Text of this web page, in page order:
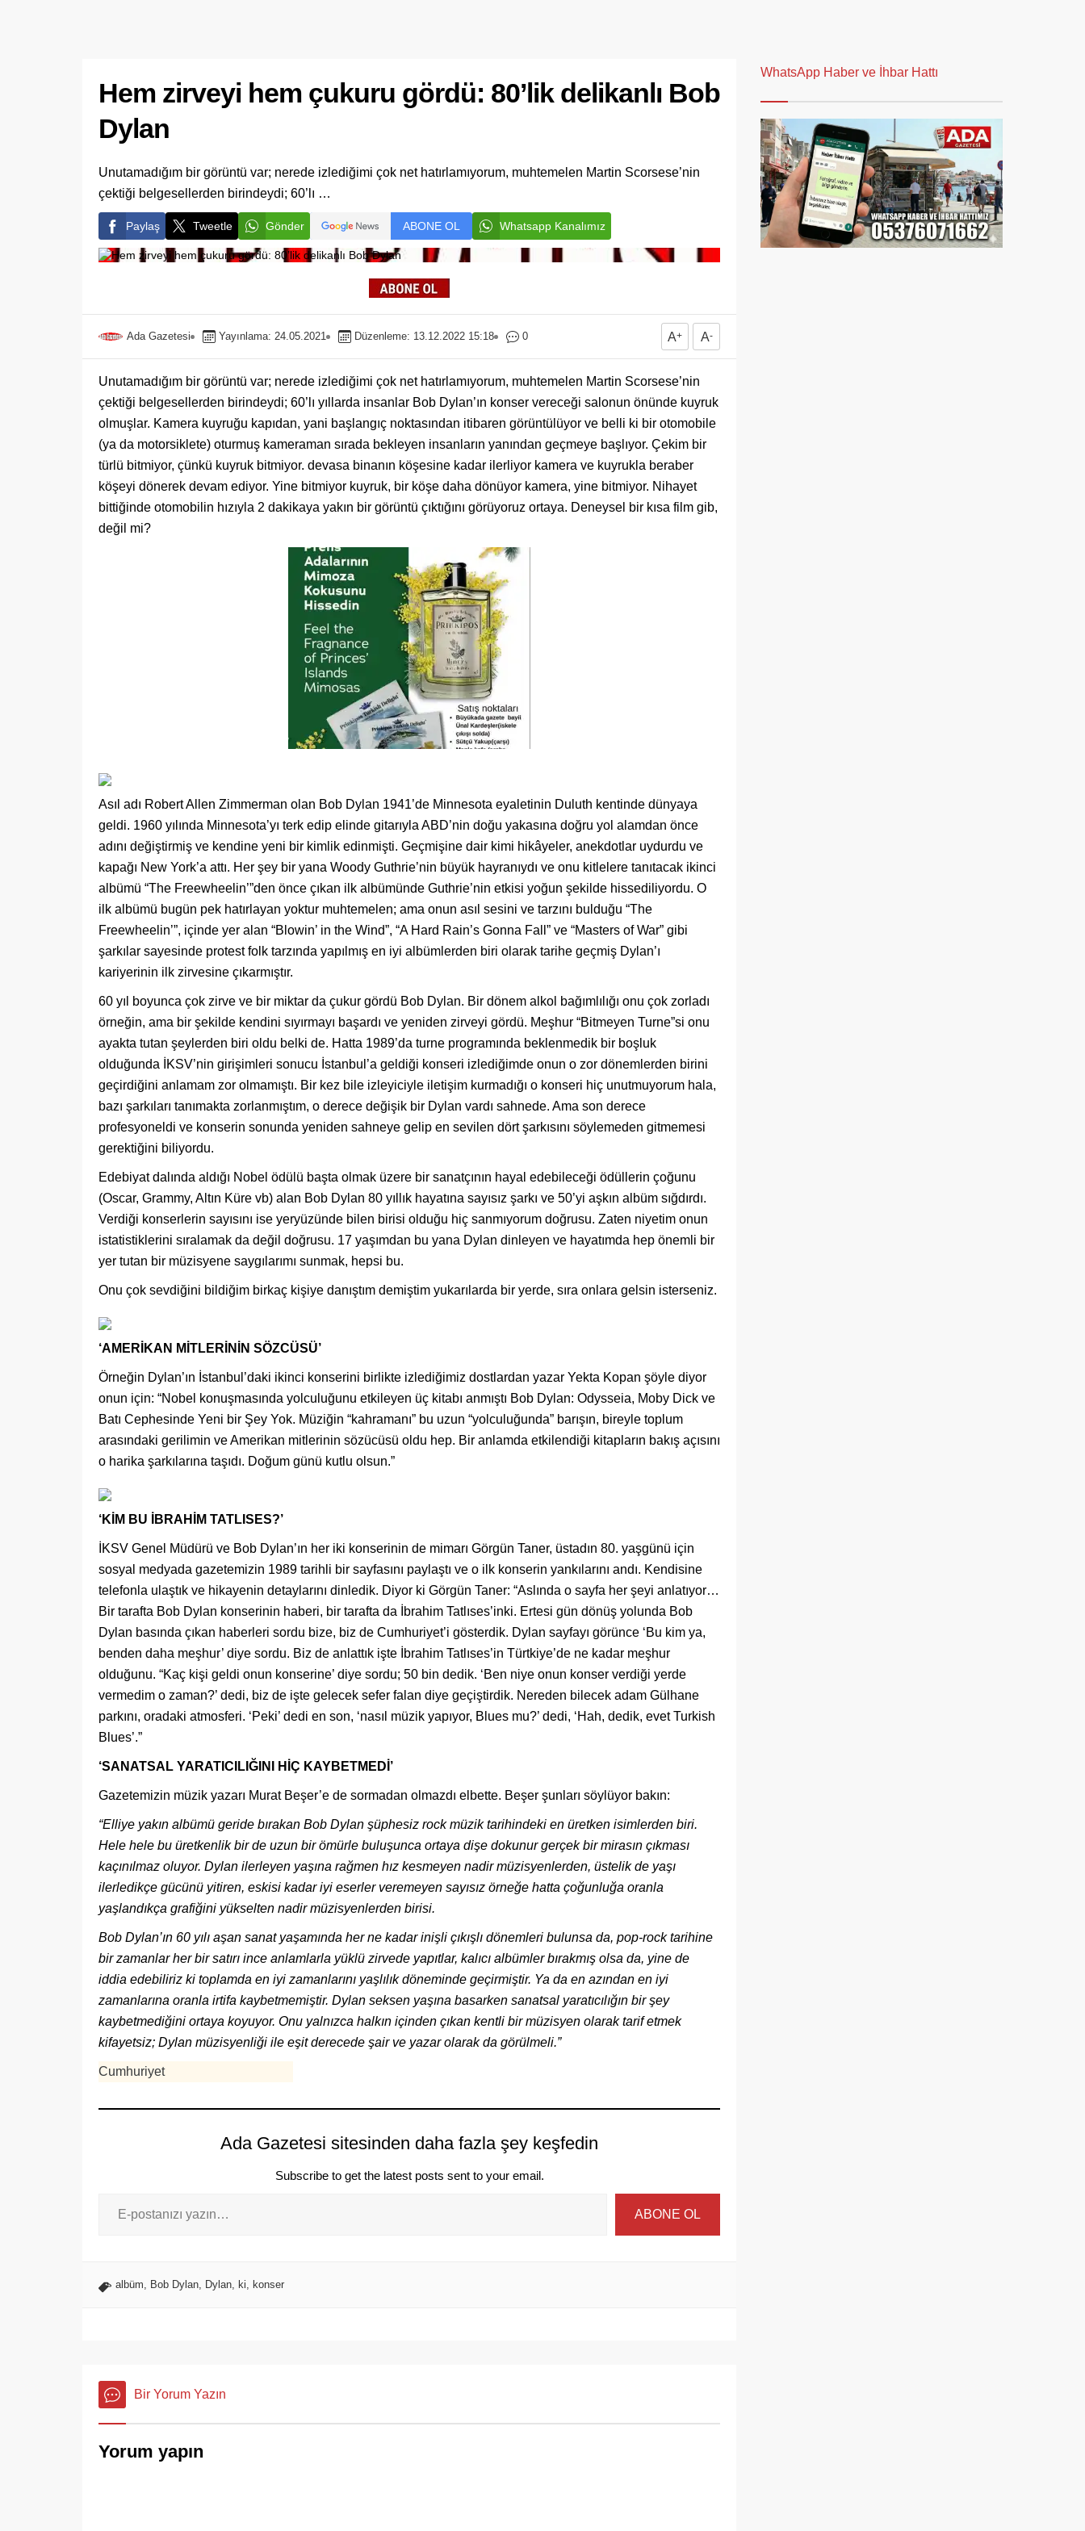
Hem zirveyi hem çukuru gördü: 80’lik delikanlı Bob
Dylan
Unutamadığım bir görüntü var; nerede izlediğimi çok net hatırlamıyorum, muhtemelen Martin Scorsese’nin
çektiği belgesellerden birindeydi; 60’lı …
Paylaş Tweetle Gönder ABONE OL Whatsapp Kanalımız
Ada Gazetesi Yayınlama: 24.05.2021 Düzenleme: 13.12.2022 15:18 0 A+ A-
Unutamadığım bir görüntü var; nerede izlediğimi çok net hatırlamıyorum, muhtemelen Martin Scorsese’nin
çektiği belgesellerden birindeydi; 60’lı yıllarda insanlar Bob Dylan’ın konser vereceği salonun önünde kuyruk
olmuşlar. Kamera kuyruğu kapıdan, yani başlangıç noktasından itibaren görüntülüyor ve belli ki bir otomobile
(ya da motorsiklete) oturmuş kameraman sırada bekleyen insanların yanından geçmeye başlıyor. Çekim bir
türlü bitmiyor, çünkü kuyruk bitmiyor. devasa binanın köşesine kadar ilerliyor kamera ve kuyrukla beraber
köşeyi dönerek devam ediyor. Yine bitmiyor kuyruk, bir köşe daha dönüyor kamera, yine bitmiyor. Nihayet
bittiğinde otomobilin hızıyla 2 dakikaya yakın bir görüntü çıktığını görüyoruz ortaya. Deneysel bir kısa film gib,
değil mi?
Asıl adı Robert Allen Zimmerman olan Bob Dylan 1941’de Minnesota eyaletinin Duluth kentinde dünyaya
geldi. 1960 yılında Minnesota’yı terk edip elinde gitarıyla ABD’nin doğu yakasına doğru yol alamdan önce
adını değiştirmiş ve kendine yeni bir kimlik edinmişti. Geçmişine dair kimi hikâyeler, anekdotlar uydurdu ve
kapağı New York’a attı. Her şey bir yana Woody Guthrie’nin büyük hayranıydı ve onu kitlelere tanıtacak ikinci
albümü “The Freewheelin’”den önce çıkan ilk albümünde Guthrie’nin etkisi yoğun şekilde hissediliyordu. O
ilk albümü bugün pek hatırlayan yoktur muhtemelen; ama onun asıl sesini ve tarzını bulduğu “The
Freewheelin’”, içinde yer alan “Blowin’ in the Wind”, “A Hard Rain’s Gonna Fall” ve “Masters of War” gibi
şarkılar sayesinde protest folk tarzında yapılmış en iyi albümlerden biri olarak tarihe geçmiş Dylan’ı
kariyerinin ilk zirvesine çıkarmıştır.
60 yıl boyunca çok zirve ve bir miktar da çukur gördü Bob Dylan. Bir dönem alkol bağımlılığı onu çok zorladı
örneğin, ama bir şekilde kendini sıyırmayı başardı ve yeniden zirveyi gördü. Meşhur “Bitmeyen Turne”si onu
ayakta tutan şeylerden biri oldu belki de. Hatta 1989’da turne programında beklenmedik bir boşluk
olduğunda İKSV’nin girişimleri sonucu İstanbul’a geldiği konseri izlediğimde onun o zor dönemlerden birini
geçirdiğini anlamam zor olmamıştı. Bir kez bile izleyiciyle iletişim kurmadığı o konseri hiç unutmuyorum hala,
bazı şarkıları tanımakta zorlanmıştım, o derece değişik bir Dylan vardı sahnede. Ama son derece
profesyoneldi ve konserin sonunda yeniden sahneye gelip en sevilen dört şarkısını söylemeden gitmemesi
gerektiğini biliyordu.
Edebiyat dalında aldığı Nobel ödülü başta olmak üzere bir sanatçının hayal edebileceği ödüllerin çoğunu
(Oscar, Grammy, Altın Küre vb) alan Bob Dylan 80 yıllık hayatına sayısız şarkı ve 50’yi aşkın albüm sığdırdı.
Verdiği konserlerin sayısını ise yeryüzünde bilen birisi olduğu hiç sanmıyorum doğrusu. Zaten niyetim onun
istatistiklerini sıralamak da değil doğrusu. 17 yaşımdan bu yana Dylan dinleyen ve hayatımda hep önemli bir
yer tutan bir müzisyene saygılarımı sunmak, hepsi bu.
Onu çok sevdiğini bildiğim birkaç kişiye danıştım demiştim yukarılarda bir yerde, sıra onlara gelsin isterseniz.
‘AMERİKAN MİTLERİNİN SÖZCÜSÜ’
Örneğin Dylan’ın İstanbul’daki ikinci konserini birlikte izlediğimiz dostlardan yazar Yekta Kopan şöyle diyor
onun için: “Nobel konuşmasında yolculuğunu etkileyen üç kitabı anmıştı Bob Dylan: Odysseia, Moby Dick ve
Batı Cephesinde Yeni bir Şey Yok. Müziğin “kahramanı” bu uzun “yolculuğunda” barışın, bireyle toplum
arasındaki gerilimin ve Amerikan mitlerinin sözücüsü oldu hep. Bir anlamda etkilendiği kitapların bakış açısını
o harika şarkılarına taşıdı. Doğum günü kutlu olsun.”
‘KİM BU İBRAHİM TATLISES?’
İKSV Genel Müdürü ve Bob Dylan’ın her iki konserinin de mimarı Görgün Taner, üstadın 80. yaşgünü için
sosyal medyada gazetemizin 1989 tarihli bir sayfasını paylaştı ve o ilk konserin yankılarını andı. Kendisine
telefonla ulaştık ve hikayenin detaylarını dinledik. Diyor ki Görgün Taner: “Aslında o sayfa her şeyi anlatıyor…
Bir tarafta Bob Dylan konserinin haberi, bir tarafta da İbrahim Tatlıses’inki. Ertesi gün dönüş yolunda Bob
Dylan basında çıkan haberleri sordu bize, biz de Cumhuriyet’i gösterdik. Dylan sayfayı görünce ‘Bu kim ya,
benden daha meşhur’ diye sordu. Biz de anlattık işte İbrahim Tatlıses’in Türtkiye’de ne kadar meşhur
olduğunu. “Kaç kişi geldi onun konserine’ diye sordu; 50 bin dedik. ‘Ben niye onun konser verdiği yerde
vermedim o zaman?’ dedi, biz de işte gelecek sefer falan diye geçiştirdik. Nereden bilecek adam Gülhane
parkını, oradaki atmosferi. ‘Peki’ dedi en son, ‘nasıl müzik yapıyor, Blues mu?’ dedi, ‘Hah, dedik, evet Turkish
Blues’.”
‘SANATSAL YARATICILIĞINI HİÇ KAYBETMEDİ’
Gazetemizin müzik yazarı Murat Beşer’e de sormadan olmazdı elbette. Beşer şunları söylüyor bakın:
“Elliye yakın albümü geride bırakan Bob Dylan şüphesiz rock müzik tarihindeki en üretken isimlerden biri.
Hele hele bu üretkenlik bir de uzun bir ömürle buluşunca ortaya dişe dokunur gerçek bir mirasın çıkması
kaçınılmaz oluyor. Dylan ilerleyen yaşına rağmen hız kesmeyen nadir müzisyenlerden, üstelik de yaşı
ilerledikçe gücünü yitiren, eskisi kadar iyi eserler veremeyen sayısız örneğe hatta çoğunluğa oranla
yaşlandıkça grafiğini yükselten nadir müzisyenlerden birisi.
Bob Dylan’ın 60 yılı aşan sanat yaşamında her ne kadar inişli çıkışlı dönemleri bulunsa da, pop-rock tarihine
bir zamanlar her bir satırı ince anlamlarla yüklü zirvede yapıtlar, kalıcı albümler bırakmış olsa da, yine de
iddia edebiliriz ki toplamda en iyi zamanlarını yaşlılık döneminde geçirmiştir. Ya da en azından en iyi
zamanlarına oranla irtifa kaybetmemiştir. Dylan seksen yaşına basarken sanatsal yaratıcılığın bir şey
kaybetmediğini ortaya koyuyor. Onu yalnızca halkın içinden çıkan kentli bir müzisyen olarak tarif etmek
kifayetsiz; Dylan müzisyenliği ile eşit derecede şair ve yazar olarak da görülmeli.”
Cumhuriyet
Ada Gazetesi sitesinden daha fazla şey keşfedin
Subscribe to get the latest posts sent to your email.
ABONE OL
albüm, Bob Dylan, Dylan, ki, konser
Bir Yorum Yazın
Yorum yapın
WhatsApp Haber ve İhbar Hattı